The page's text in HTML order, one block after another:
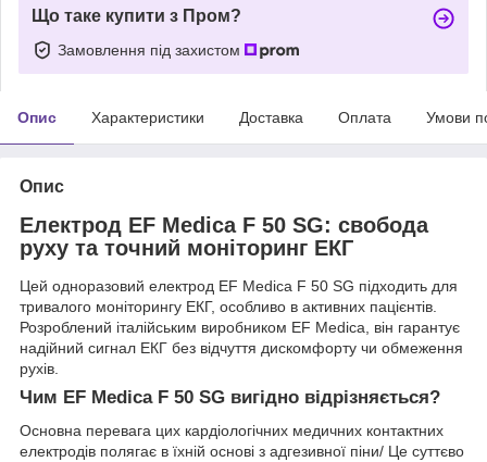
Що таке купити з Пром?
Замовлення під захистом
Опис Характеристики Доставка Оплата Умови
Опис
Електрод EF Medica F 50 SG: свобода
руху та точний моніторинг ЕКГ
Цей одноразовий електрод EF Medica F 50 SG підходить для
тривалого моніторингу ЕКГ, особливо в активних пацієнтів.
Розроблений італійським виробником EF Medica, він гарантує
надійний сигнал ЕКГ без відчуття дискомфорту чи обмеження
рухів.
Чим EF Medica F 50 SG вигідно відрізняється?
Основна перевага цих кардіологічних медичних контактних
електродів полягає в їхній основі з адгезивної піни/ Це суттєво